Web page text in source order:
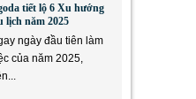
tiết lộ 6 Xu hướng
lịch năm 2025
ngày đầu tiên làm
của năm 2025,